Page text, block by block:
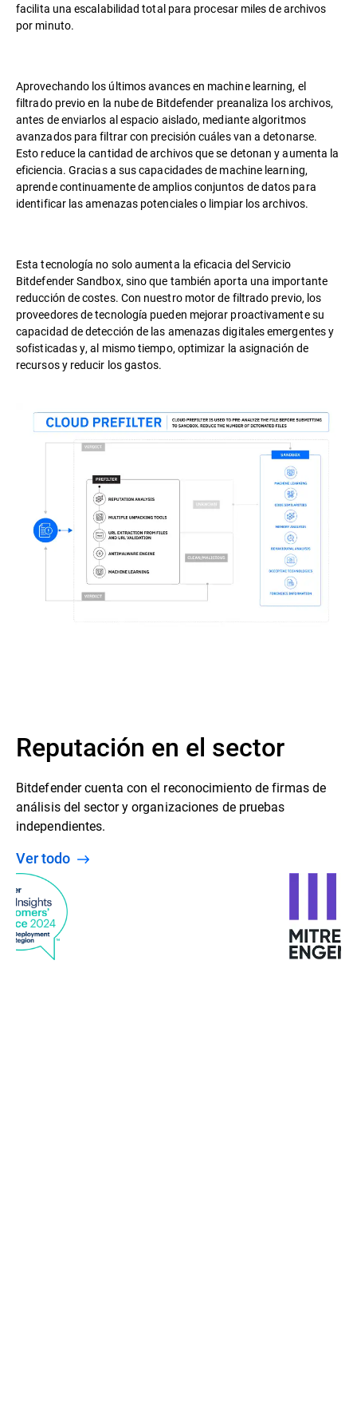
facilita una escalabilidad total para procesar miles de archivos
por minuto.
Aprovechando los últimos avances en machine learning, el
filtrado previo en la nube de Bitdefender preanaliza los archivos,
antes de enviarlos al espacio aislado, mediante algoritmos
avanzados para filtrar con precisión cuáles van a detonarse.
Esto reduce la cantidad de archivos que se detonan y aumenta la
eficiencia. Gracias a sus capacidades de machine learning,
aprende continuamente de amplios conjuntos de datos para
identificar las amenazas potenciales o limpiar los archivos.
Esta tecnología no solo aumenta la eficacia del Servicio
Bitdefender Sandbox, sino que también aporta una importante
reducción de costes. Con nuestro motor de filtrado previo, los
proveedores de tecnología pueden mejorar proactivamente su
capacidad de detección de las amenazas digitales emergentes y
sofisticadas y, al mismo tiempo, optimizar la asignación de
recursos y reducir los gastos.
Reputación en el sector
Bitdefender cuenta con el reconocimiento de firmas de
análisis del sector y organizaciones de pruebas
independientes.
Ver todo